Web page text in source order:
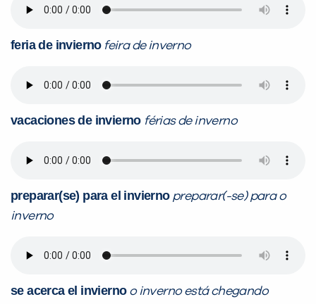
feria de invierno feira de inverno
vacaciones de invierno férias de inverno
preparar(se) para el invierno preparar(-se) para o
inverno
se acerca el invierno o inverno está chegando